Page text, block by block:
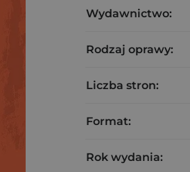
Wydawnictwo:
Rodzaj oprawy:
Liczba stron:
Format:
Rok wydania: